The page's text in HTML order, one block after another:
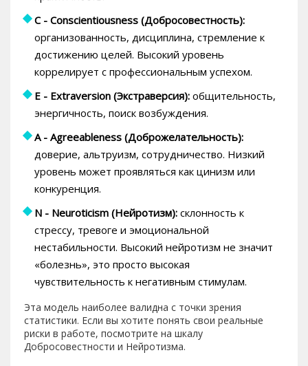
C - Conscientiousness (Добросовестность):
организованность, дисциплина, стремление к
достижению целей. Высокий уровень
коррелирует с профессиональным успехом.
E - Extraversion (Экстраверсия): общительность,
энергичность, поиск возбуждения.
A - Agreeableness (Доброжелательность):
доверие, альтруизм, сотрудничество. Низкий
уровень может проявляться как цинизм или
конкуренция.
N - Neuroticism (Нейротизм): склонность к
стрессу, тревоге и эмоциональной
нестабильности. Высокий нейротизм не значит
«болезнь», это просто высокая
чувствительность к негативным стимулам.
Эта модель наиболее валидна с точки зрения
статистики. Если вы хотите понять свои реальные
риски в работе, посмотрите на шкалу
Добросовестности и Нейротизма.